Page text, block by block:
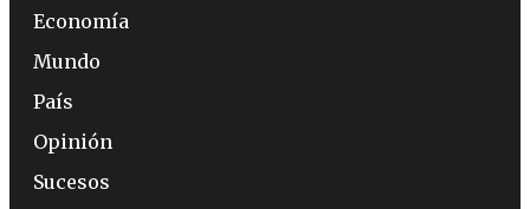
Economía
Mundo
País
Opinión
Sucesos